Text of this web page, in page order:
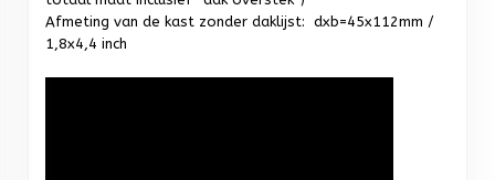
Afmeting van de kast zonder daklijst: dxb=45x112mm /
1,8x4,4 inch